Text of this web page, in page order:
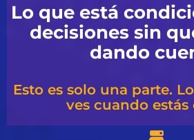
Lo que está
decisiones sin
dando
Esto es solo una parte.
ves cuando estás